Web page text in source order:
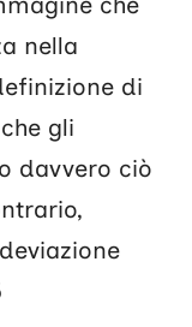
nella
di
gli
davvero ciò